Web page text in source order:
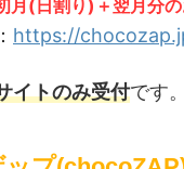
月(日割り)＋翌月分
https://
イトのみ受付です